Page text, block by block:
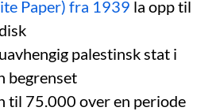
Paper) fra 1939 la opp til
palestinsk stat i
begrenset
til 75.000 over en periode